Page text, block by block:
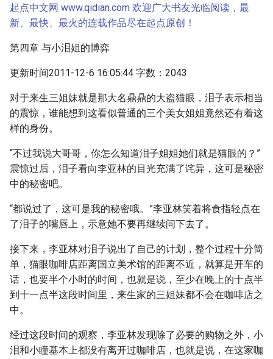
起点中文网 www.qidian.com 欢迎广大书友光临阅读，最
新、最快、最火的连载作品尽在起点原创！
第四章 与小泪姐的博弈
更新时间2011-12-6 16:05:44 字数：2043
对于来生三姐妹就是那大名鼎鼎的大盗猫眼，泪子表示相当
的震惊，谁能想到这看似普通的三个美女姐姐竟然还有着这
样的身份。
“不过我说大哥哥，你怎么知道泪子姐姐她们就是猫眼的？”
震惊过后，泪子看向李亚林的目光充满了诧异，这可是秘密
中的秘密吧。
“都说过了，这可是我的秘密哦。”李亚林笑着将食指轻点在
了泪子的嘴唇上，示意她不要再继续问下去了。
接下来，李亚林对泪子说出了自己的计划，整个过程十分简
单，猫眼咖啡店距离国立美术馆的距离不近，就算是开车的
话，也要半个小时的时间，也就是说，至少在晚上的十点半
到十一点半这段时间里，来生家的三姐妹都不会在咖啡店之
中。
经过这段时间的观察，李亚林发现除了必要的购物之外，小
泪和小瞳基本上都没有离开过咖啡店，也就是说，在这家咖